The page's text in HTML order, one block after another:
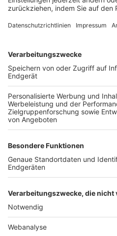
FOLGE DEM BFV
TOP-VEREINE
TOP-PARTNER